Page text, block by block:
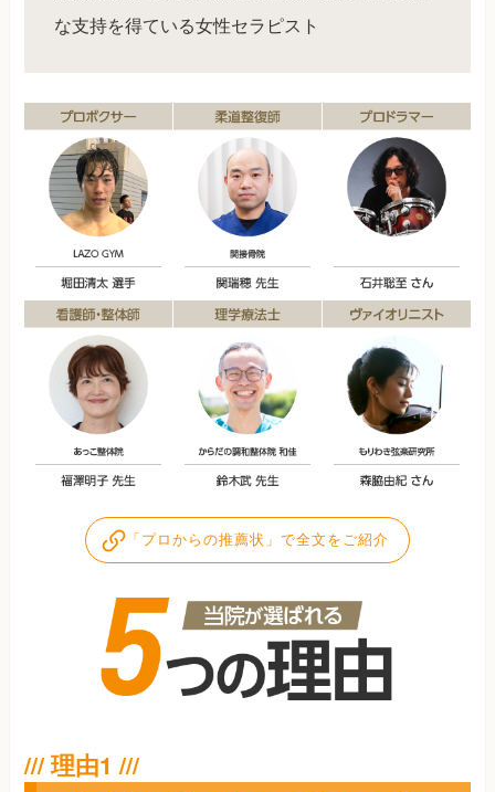
な支持を得ている女性セラピスト
「プロからの推薦状」で全文をご紹介